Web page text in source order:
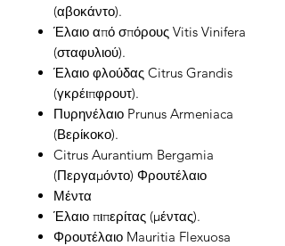
(αβοκάντο).
Έλαιο από σπόρους Vitis Vinifera
(σταφυλιού).
Έλαιο φλούδας Citrus Grandis
(γκρέιπφρουτ).
Πυρηνέλαιο Prunus Armeniaca
(Βερίκοκο).
Citrus Aurantium Bergamia
(Περγαμόντο) Φρουτέλαιο
Μέντα
Έλαιο πιπερίτας (μέντας).
Φρουτέλαιο Mauritia Flexuosa